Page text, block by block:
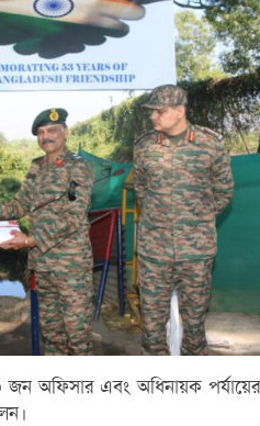
জন অফিসার এবং অধিনায়ক পর্যায়ের